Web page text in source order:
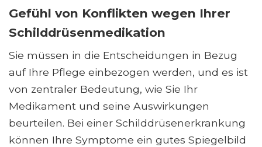
Gefühl von Konflikten wegen Ihrer
Schilddrüsenmedikation
Sie müssen in die Entscheidungen in Bezug
auf Ihre Pflege einbezogen werden, und es ist
von zentraler Bedeutung, wie Sie Ihr
Medikament und seine Auswirkungen
beurteilen. Bei einer Schilddrüsenerkrankung
können Ihre Symptome ein gutes Spiegelbild